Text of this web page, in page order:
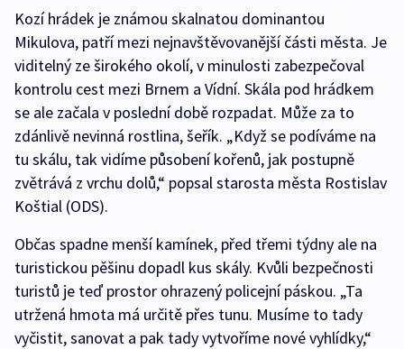
Kozí hrádek je známou skalnatou dominantou
Mikulova, patří mezi nejnavštěvovanější části města. Je
viditelný ze širokého okolí, v minulosti zabezpečoval
kontrolu cest mezi Brnem a Vídní. Skála pod hrádkem
se ale začala v poslední době rozpadat. Může za to
zdánlivě nevinná rostlina, šeřík. „Když se podíváme na
tu skálu, tak vidíme působení kořenů, jak postupně
zvětrává z vrchu dolů,“ popsal starosta města Rostislav
Koštial (ODS).
Občas spadne menší kamínek, před třemi týdny ale na
turistickou pěšinu dopadl kus skály. Kvůli bezpečnosti
turistů je teď prostor ohrazený policejní páskou. „Ta
utržená hmota má určitě přes tunu. Musíme to tady
vyčistit, sanovat a pak tady vytvoříme nové vyhlídky,“